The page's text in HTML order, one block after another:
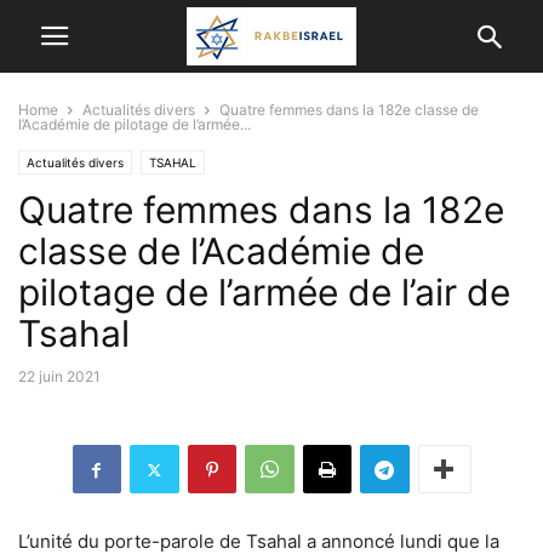
Home Actualités divers
Quatre femmes dans la 182e classe de
l’Académie de pilotage de l’armée...
Actualités divers TSAHAL
Quatre femmes dans la 182e
classe de l’Académie de
pilotage de l’armée de l’air de
Tsahal
22 juin 2021
L’unité du porte-parole de Tsahal a annoncé lundi que la